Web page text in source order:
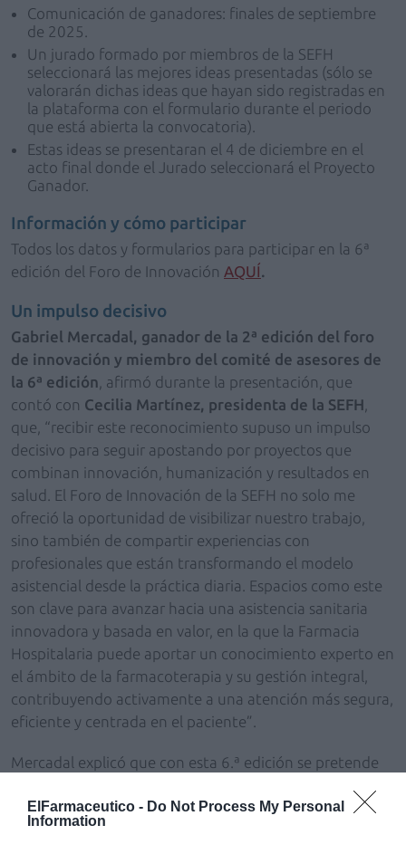
ElFarmaceutico - Do Not Process My Personal
Information
Comunicación de ganadores: finales de septiembre
de 2025.
Un jurado formado por miembros de la SEFH
seleccionará las mejores ideas presentadas (sólo se
valorarán dichas ideas que hayan sido registradas en
la plataforma con el formulario durante el periodo
que está abierta la convocatoria).
Estas ideas se presentaran el 4 de diciembre en el
acto final donde el Jurado seleccionará el Proyecto
Ganador.
Información y cómo participar
Todos los datos y formularios para participar en la 6ª
edición del Foro de Innovación AQUÍ.
Un impulso decisivo
Gabriel Mercadal, ganador de la 2ª edición del foro
de innovación y miembro del comité de asesores de
la 6ª edición afirmó durante la presentación, que
contó con Cecilia Martínez, presidenta de la SEFH
que, “recibir este reconocimiento supuso un impulso
decisivo para seguir apostando por proyectos que
combinan innovación, humanización y resultados en
salud. El Foro de Innovación de la SEFH no solo me
ofreció la oportunidad de visibilizar nuestro trabajo,
sino también de compartir experiencias con
profesionales que están transformando el modelo
asistencial desde la práctica diaria. Espacios como este
son clave para avanzar hacia una asistencia sanitaria
innovadora y basada en valor, en la que la Farmacia
Hospitalaria puede aportar un conocimiento experto en
el ámbito de la farmacoterapia y su gestión integral,
contribuyendo activamente a una atención más segura,
eficiente y centrada en el paciente”.
Mercadal explicó que con esta 6.ª edición se pretende
innovación sanitaria, dar visibilidad a nuevas iniciativas
que respondan a los retos actuales del sistema y